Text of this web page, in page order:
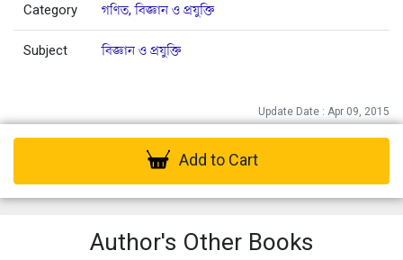
Category গণিত, বিজ্ঞান ও প্রযুক্তি
Subject বিজ্ঞান ও প্রযুক্তি
Update Date : Apr 09, 2015
Add to Cart
Author's Other Books